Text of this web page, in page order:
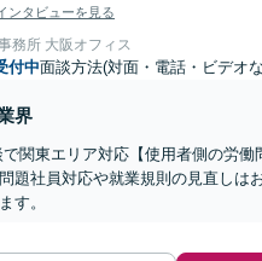
ンタビューを見る
務所 大阪オフィス
付中面談方法(対面・電話・ビデオ
界
関東エリア対応【使用者側の労
題社員対応や就業規則の見直し
す。